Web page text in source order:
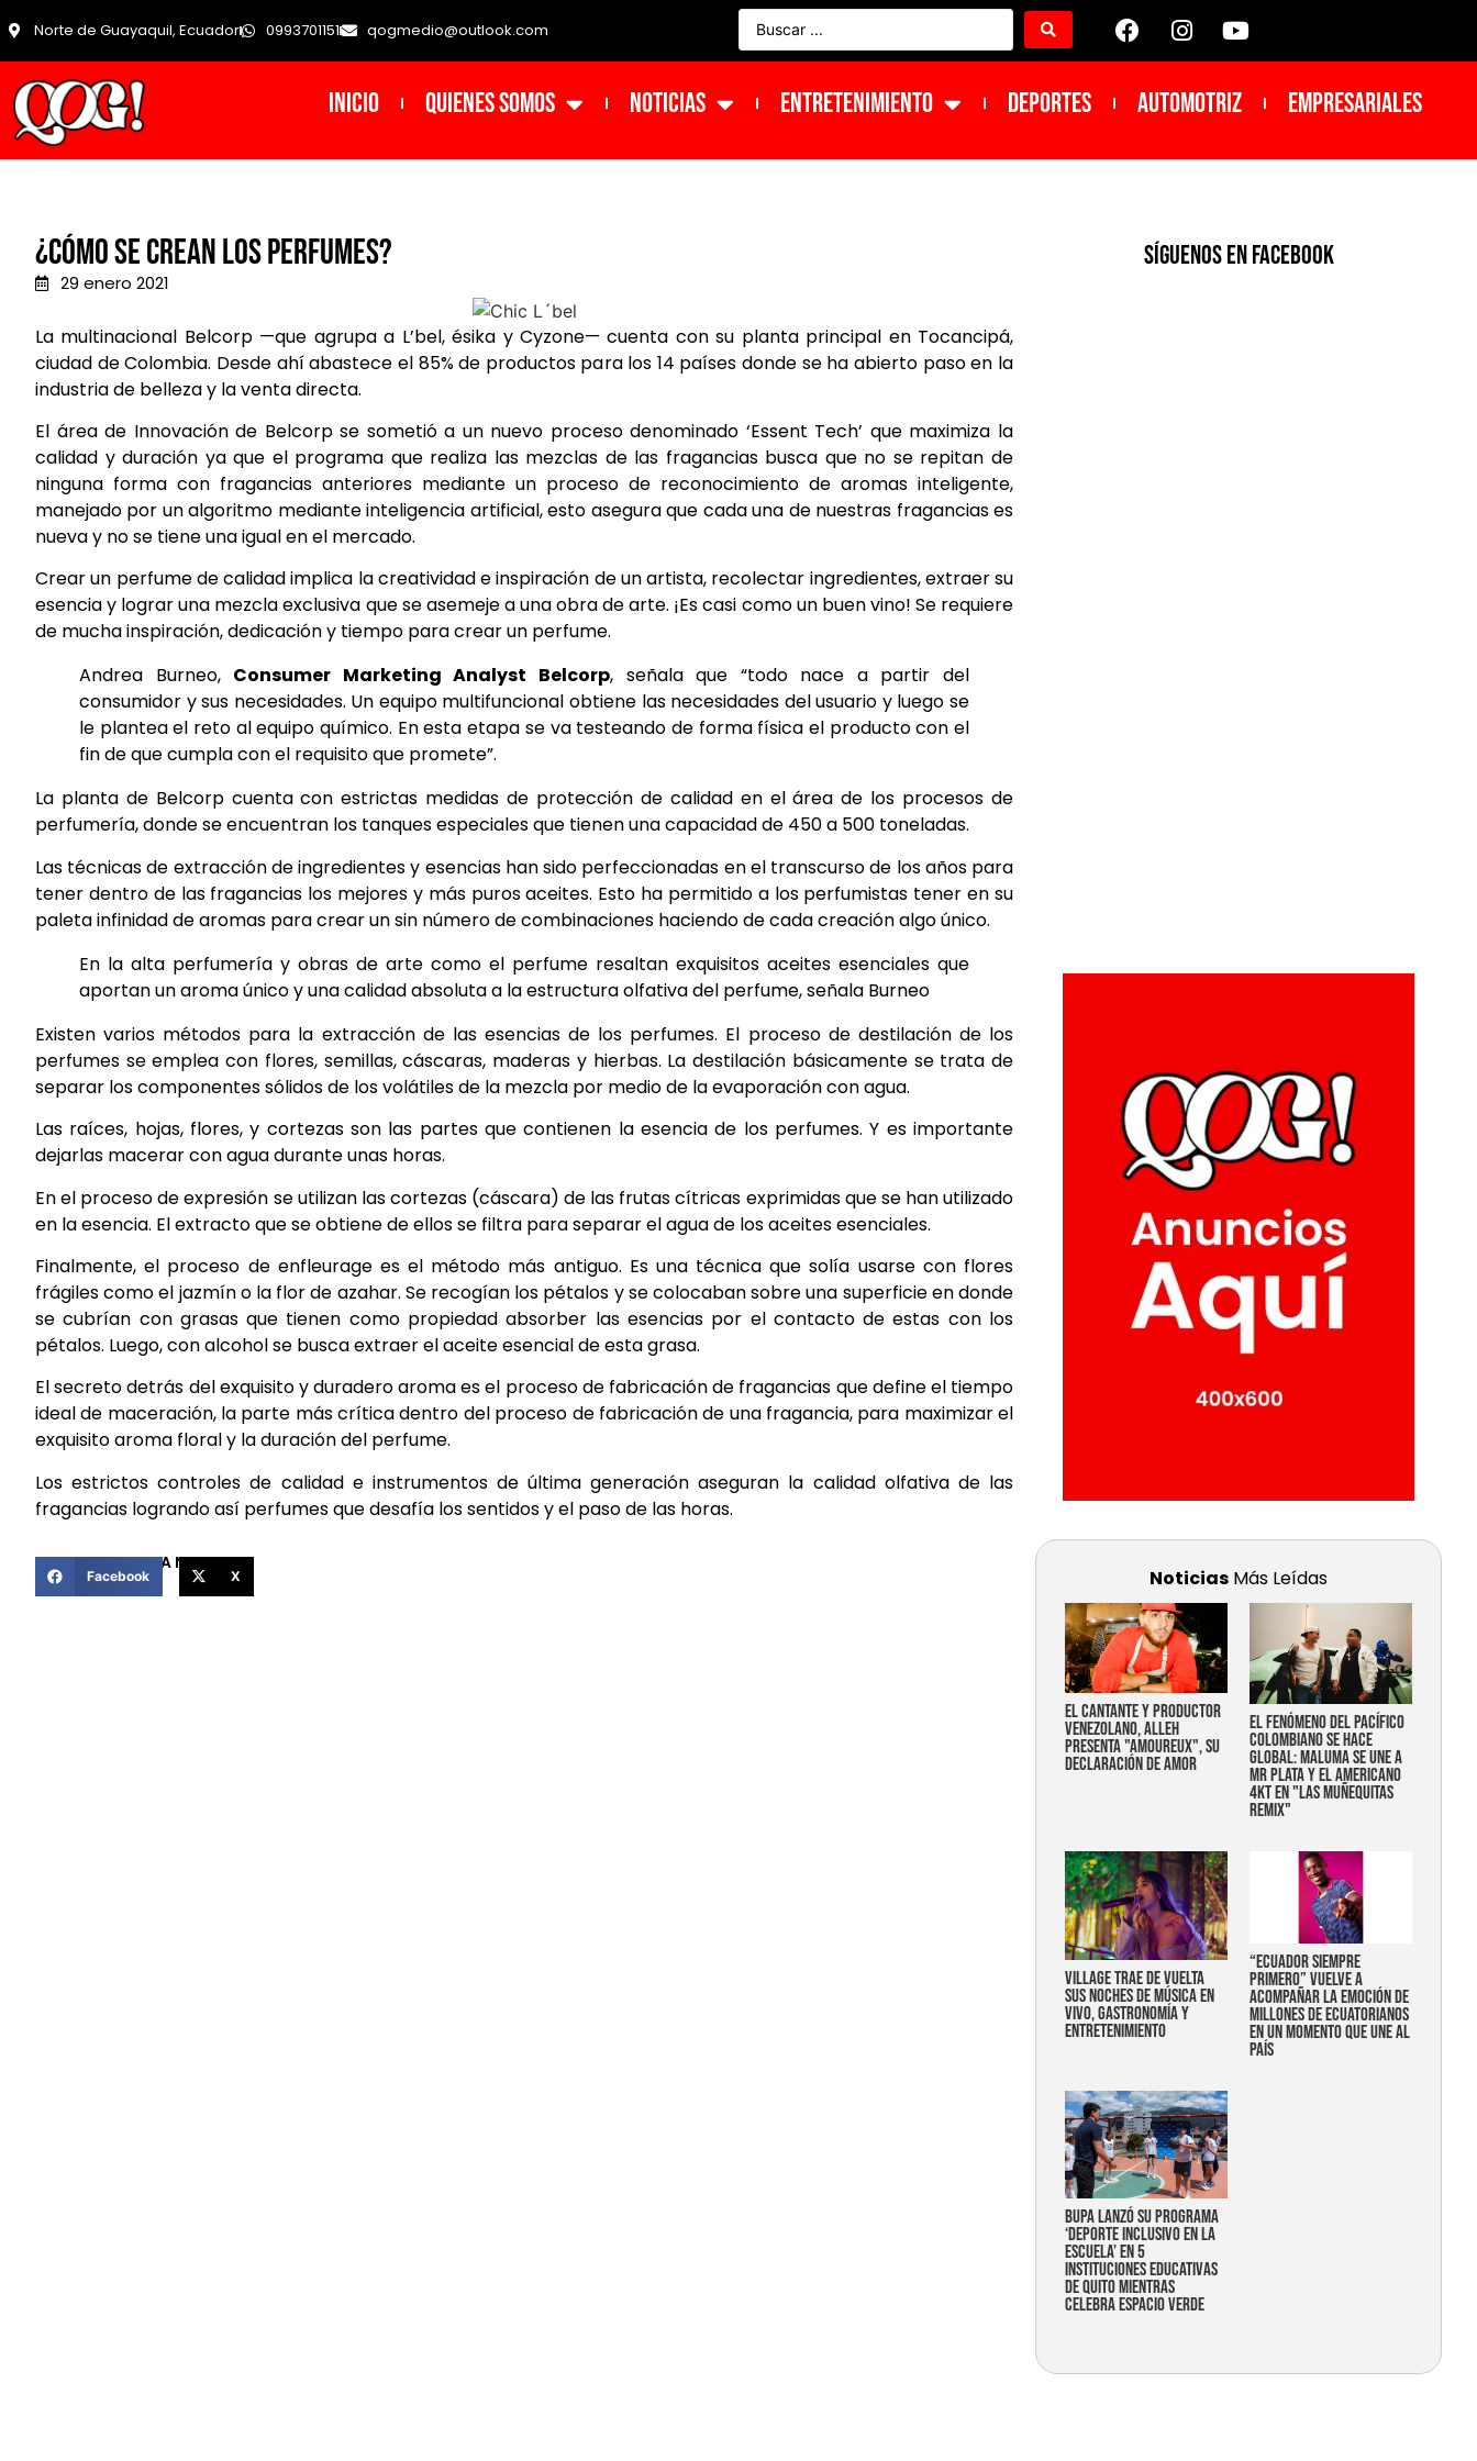
Norte de Guayaquil, Ecuador 0993701151 qogmedio@outlook.com
INICIO Quienes Somos NOTICIAS ENTRETENIMIENTO DEPORTES Automotriz Empresariales
¿Cómo se crean los perfumes?
29 enero 2021
La multinacional Belcorp —que agrupa a L’bel, ésika y Cyzone— cuenta con su planta principal en Tocancipá,
ciudad de Colombia. Desde ahí abastece el 85% de productos para los 14 países donde se ha abierto paso en la
industria de belleza y la venta directa.
El área de Innovación de Belcorp se sometió a un nuevo proceso denominado ‘Essent Tech’ que maximiza la
calidad y duración ya que el programa que realiza las mezclas de las fragancias busca que no se repitan de
ninguna forma con fragancias anteriores mediante un proceso de reconocimiento de aromas inteligente,
manejado por un algoritmo mediante inteligencia artificial, esto asegura que cada una de nuestras fragancias es
nueva y no se tiene una igual en el mercado.
Crear un perfume de calidad implica la creatividad e inspiración de un artista, recolectar ingredientes, extraer su
esencia y lograr una mezcla exclusiva que se asemeje a una obra de arte. ¡Es casi como un buen vino! Se requiere
de mucha inspiración, dedicación y tiempo para crear un perfume.
Andrea Burneo, Consumer Marketing Analyst Belcorp, señala que “todo nace a partir del
consumidor y sus necesidades. Un equipo multifuncional obtiene las necesidades del usuario y luego se
le plantea el reto al equipo químico. En esta etapa se va testeando de forma física el producto con el
fin de que cumpla con el requisito que promete”.
La planta de Belcorp cuenta con estrictas medidas de protección de calidad en el área de los procesos de
perfumería, donde se encuentran los tanques especiales que tienen una capacidad de 450 a 500 toneladas.
Las técnicas de extracción de ingredientes y esencias han sido perfeccionadas en el transcurso de los años para
tener dentro de las fragancias los mejores y más puros aceites. Esto ha permitido a los perfumistas tener en su
paleta infinidad de aromas para crear un sin número de combinaciones haciendo de cada creación algo único.
En la alta perfumería y obras de arte como el perfume resaltan exquisitos aceites esenciales que
aportan un aroma único y una calidad absoluta a la estructura olfativa del perfume, señala Burneo
Existen varios métodos para la extracción de las esencias de los perfumes. El proceso de destilación de los
perfumes se emplea con flores, semillas, cáscaras, maderas y hierbas. La destilación básicamente se trata de
separar los componentes sólidos de los volátiles de la mezcla por medio de la evaporación con agua.
Las raíces, hojas, flores, y cortezas son las partes que contienen la esencia de los perfumes. Y es importante
dejarlas macerar con agua durante unas horas.
En el proceso de expresión se utilizan las cortezas (cáscara) de las frutas cítricas exprimidas que se han utilizado
en la esencia. El extracto que se obtiene de ellos se filtra para separar el agua de los aceites esenciales.
Finalmente, el proceso de enfleurage es el método más antiguo. Es una técnica que solía usarse con flores
frágiles como el jazmín o la flor de azahar. Se recogían los pétalos y se colocaban sobre una superficie en donde
se cubrían con grasas que tienen como propiedad absorber las esencias por el contacto de estas con los
pétalos. Luego, con alcohol se busca extraer el aceite esencial de esta grasa.
El secreto detrás del exquisito y duradero aroma es el proceso de fabricación de fragancias que define el tiempo
ideal de maceración, la parte más crítica dentro del proceso de fabricación de una fragancia, para maximizar el
exquisito aroma floral y la duración del perfume.
Los estrictos controles de calidad e instrumentos de última generación aseguran la calidad olfativa de las
fragancias logrando así perfumes que desafía los sentidos y el paso de las horas.
COMPARTIR ESTA NOTICIA
Facebook X
SíGUENOS EN FACEBOOK
Noticias Más Leídas
EL CANTANTE Y PRODUCTOR
VENEZOLANO, ALLEH
PRESENTA "AMOUREUX", SU
DECLARACIÓN DE AMOR
EL FENÓMENO DEL PACÍFICO
COLOMBIANO SE HACE
GLOBAL: MALUMA SE UNE A
MR PLATA Y EL AMERICANO
4KT EN "LAS MUÑEQUITAS
REMIX"
Village trae de vuelta
sus noches de música en
vivo, gastronomía y
entretenimiento
“Ecuador siempre
primero” vuelve a
acompañar la emoción de
millones de ecuatorianos
en un momento que une al
país
Bupa lanzó su programa
‘Deporte Inclusivo en la
Escuela’ en 5
instituciones educativas
de Quito mientras
celebra espacio verde